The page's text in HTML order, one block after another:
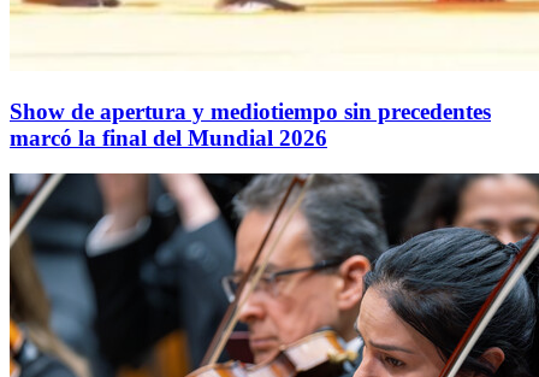
Show de apertura y mediotiempo sin precedentes
marcó la final del Mundial 2026